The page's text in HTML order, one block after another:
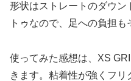
形状はストレートのダウン
トゥなので、足への負担も
使ってみた感想は、XS
きます。粘着性が強くフ